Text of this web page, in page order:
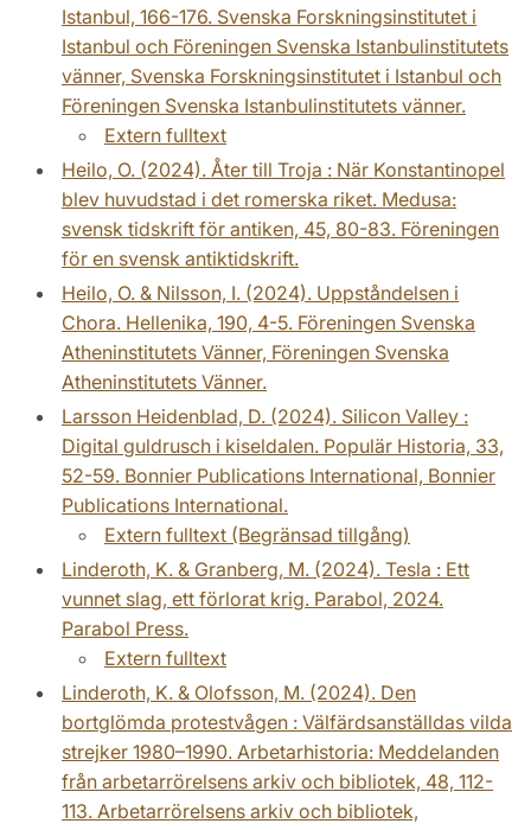
Istanbul, 166-176. Svenska Forskningsinstitutet i
Istanbul och Föreningen Svenska Istanbulinstitutets
vänner, Svenska Forskningsinstitutet i Istanbul och
Föreningen Svenska Istanbulinstitutets vänner.
Extern fulltext
Heilo, O. (2024). Åter till Troja : När Konstantinopel
blev huvudstad i det romerska riket. Medusa:
svensk tidskrift för antiken, 45, 80-83. Föreningen
för en svensk antiktidskrift.
Heilo, O. & Nilsson, I. (2024). Uppståndelsen i
Chora. Hellenika, 190, 4-5. Föreningen Svenska
Atheninstitutets Vänner, Föreningen Svenska
Atheninstitutets Vänner.
Larsson Heidenblad, D. (2024). Silicon Valley :
Digital guldrusch i kiseldalen. Populär Historia, 33,
52-59. Bonnier Publications International, Bonnier
Publications International.
Extern fulltext (Begränsad tillgång)
Linderoth, K. & Granberg, M. (2024). Tesla : Ett
vunnet slag, ett förlorat krig. Parabol, 2024.
Parabol Press.
Extern fulltext
Linderoth, K. & Olofsson, M. (2024). Den
bortglömda protestvågen : Välfärdsanställdas vilda
strejker 1980–1990. Arbetarhistoria: Meddelanden
från arbetarrörelsens arkiv och bibliotek, 48, 112-
113. Arbetarrörelsens arkiv och bibliotek,